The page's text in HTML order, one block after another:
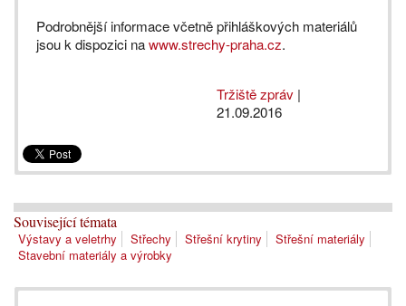
Podrobnější informace včetně přihláškových materiálů
jsou k dispozici nawww.strechy-praha.cz.
Tržiště zpráv |
21.09.2016
Související témata
Výstavy a veletrhy Střechy Střešní krytiny
Střešní materiály
Stavební materiály a výrobky